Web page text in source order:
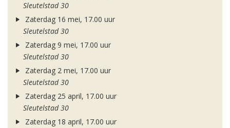
Sleutelstad 30
Zaterdag 16 mei, 17.00 uur
Sleutelstad 30
Zaterdag 9 mei, 17.00 uur
Sleutelstad 30
Zaterdag 2 mei, 17.00 uur
Sleutelstad 30
Zaterdag 25 april, 17.00 uur
Sleutelstad 30
Zaterdag 18 april, 17.00 uur